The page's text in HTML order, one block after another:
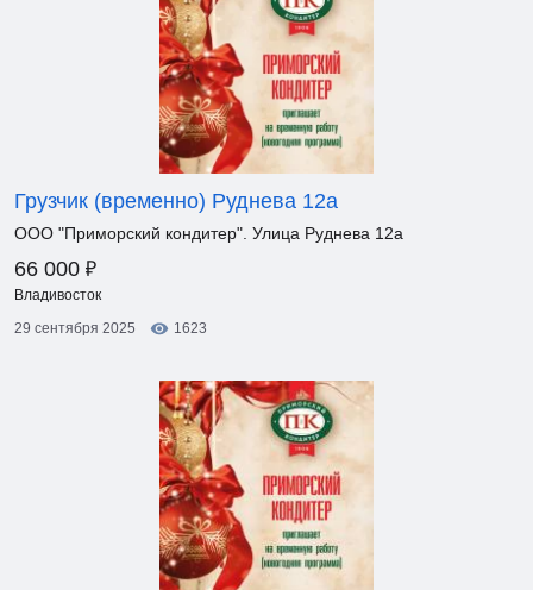
Грузчик (временно) Руднева 12а
ООО "Приморский кондитер". Улица Руднева 12а
66 000 ₽
Владивосток
29 сентября 2025
1623